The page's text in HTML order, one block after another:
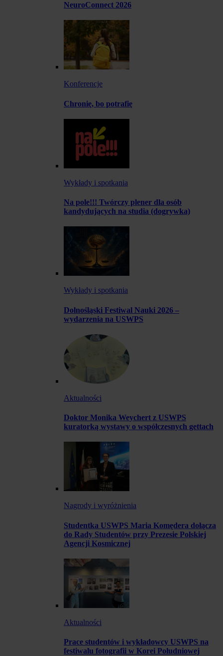
NeuroConnect 2026
Konferencje
Chronię, bo potrafię
Wykłady i spotkania
Na pole!!! Twórczy plener dla osób
kandydujących na studia (dogrywka)
Wykłady i spotkania
Dolnośląski Festiwal Nauki 2026 –
wydarzenia na USWPS
Aktualności
Doktor Monika Weychert z USWPS
kuratorką wystawy o współczesnych gettach
Nagrody i wyróżnienia
Studentka USWPS Maria Komędera dołącza
do Rady Studentów przy Prezesie Polskiej
Agencji Kosmicznej
Aktualności
Prace studentów i wykładowcy USWPS na
festiwalu fotografii w Korei Południowej